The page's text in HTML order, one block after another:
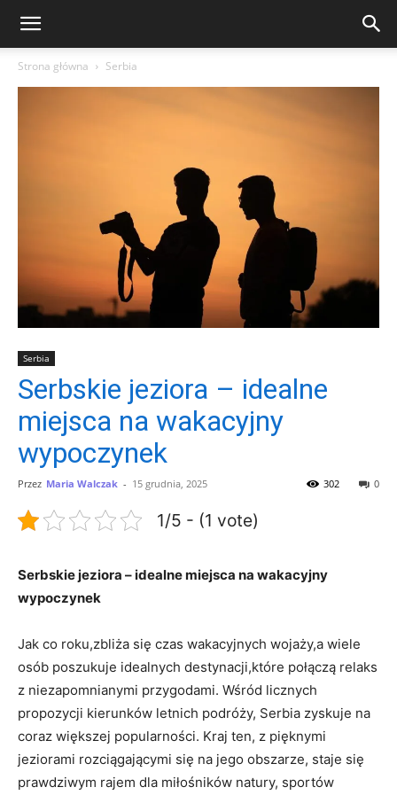
Strona główna Serbia
Serbia
Serbskie jeziora – idealne
miejsca na wakacyjny
wypoczynek
Przez Maria Walczak - 15 grudnia, 2025 0
302
1/5 - (1 vote)
Serbskie​ jeziora – ‌idealne miejsca na wakacyjny
⁣wypoczynek
Jak co roku,zbliża się⁢ czas wakacyjnych wojaży,a wiele
osób‌ poszukuje idealnych destynacji,które⁢ połączą relaks
z ​niezapomnianymi ‌przygodami. Wśród⁢ licznych
propozycji ⁣kierunków ⁢letnich podróży, ​Serbia zyskuje na
coraz ‍większej popularności.​ Kraj ⁣ten, z pięknymi
jeziorami rozciągającymi się na‍ jego obszarze, staje się
prawdziwym rajem dla‌ miłośników ⁢natury, ⁣sportów